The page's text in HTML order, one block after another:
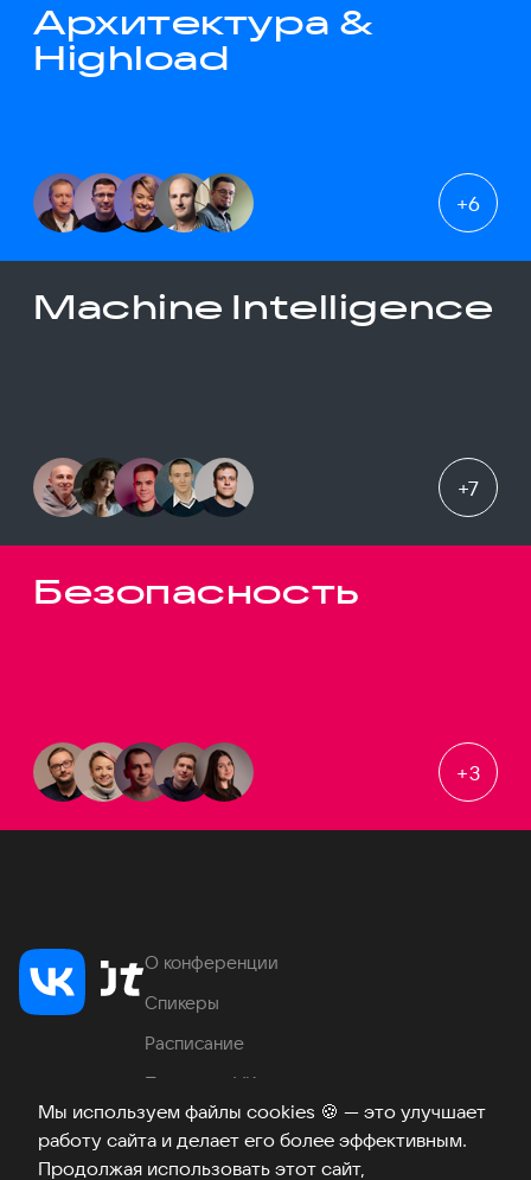
Мы используем файлы cookies 🍪 — это улучшает
работу сайта и делает его более эффективным.
Продолжая использовать этот сайт,
Архитектура &
Highload
+6
Machine Intelligence
+7
Безопасность
+3
О конференции
Спикеры
Расписание
Продукты VK
Место проведения
Часто задаваемые вопросы